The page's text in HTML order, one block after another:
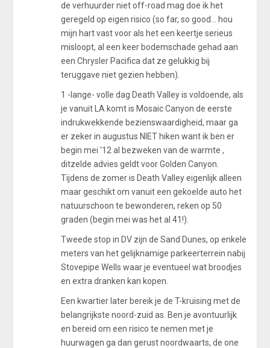
de verhuurder niet off-road mag doe ik het
geregeld op eigen risico (so far, so good... hou
mijn hart vast voor als het een keertje serieus
misloopt, al een keer bodemschade gehad aan
een Chrysler Pacifica dat ze gelukkig bij
teruggave niet gezien hebben).
1 -lange- volle dag Death Valley is voldoende, als
je vanuit LA komt is Mosaic Canyon de eerste
indrukwekkende bezienswaardigheid, maar ga
er zeker in augustus NIET hiken want ik ben er
begin mei '12 al bezweken van de warmte ,
ditzelde advies geldt voor Golden Canyon.
Tijdens de zomer is Death Valley eigenlijk alleen
maar geschikt om vanuit een gekoelde auto het
natuurschoon te bewonderen, reken op 50
graden (begin mei was het al 41!).
Tweede stop in DV zijn de Sand Dunes, op enkele
meters van het gelijknamige parkeerterrein nabij
Stovepipe Wells waar je eventueel wat broodjes
en extra dranken kan kopen.
Een kwartier later bereik je de T-kruising met de
belangrijkste noord-zuid as. Ben je avontuurlijk
en bereid om een risico te nemen met je
huurwagen ga dan gerust noordwaarts, de one